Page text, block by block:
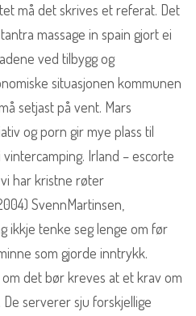
må det skrives et referat. Det
massage in spain gjort ei
ved tilbygg og
situasjonen kommunen
setjast på vent. Mars
og porn gir mye plass til
Irland – escorte
har kristne røter
SvennMartinsen,
ikkje tenke seg lenge om før
som gjorde inntrykk.
det bør kreves at et krav om
serverer sju forskjellige